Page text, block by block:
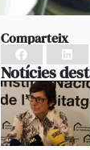
Comparteix
Notícies